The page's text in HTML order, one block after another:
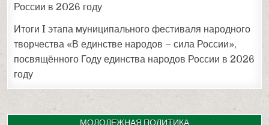
России в 2026 году
Итоги I этапа муниципального фестиваля народного
творчества «В единстве народов – сила России»,
посвящённого Году единства народов России в 2026
году
МОЛОДЕЖНАЯ ПОЛИТИКА